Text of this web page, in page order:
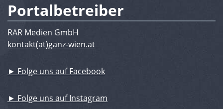
Portalbetreiber
RAR Medien GmbH
kontakt(at)ganz-wien.at
► Folge uns auf Facebook
► Folge uns auf Instagram